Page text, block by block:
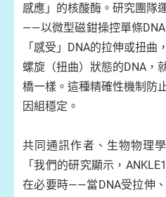
感應」的核酸酶。研究團隊
——以微型磁鉗操控單條
「感受」DNA的拉伸或扭
螺旋（扭曲）狀態的DNA，
橋一樣。這種精確性機制防
因組穩定。
共同通訊作者、生物物理
「我們的研究顯示，
在必要時——當DNA受拉伸